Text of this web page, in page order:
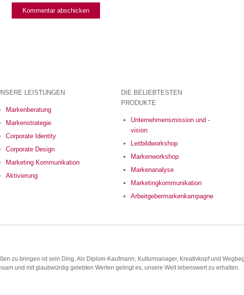
LEISTUNGEN
Markenberatung
Markenstrategie
Corporate Identity
Corporate Design
Marketing Kommunikation
Aktivierung
DIE BELIEBTESTEN
PRODUKTE
Unternehmensmission und -
vision
Leitbildworkshop
Markenworkshop
Markenanalyse
Marketingkommunikation
Arbeitgebermarkenkampagne
zu bringen ist sein Ding. Als Diplom-Kaufmann, Kulturmanager, Kreativkopf und
und mit glaubwürdig gelebten Werten gelingt es, unsere Welt lebenswert zu erhalten.